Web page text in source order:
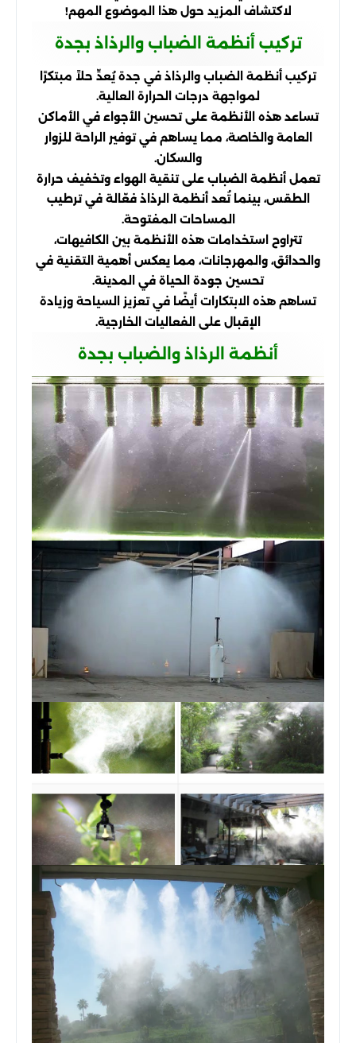
لاكتشاف المزيد حول هذا الموضوع المهم!
تركيب أنظمة الضباب والرذاذ بجدة
تركيب أنظمة الضباب والرذاذ في جدة يُعدِّ حلاً مبتكرًا
لمواجهة درجات الحرارة العالية.
تساعد هذه الأنظمة على تحسين الأجواء في الأماكن
العامة والخاصة، مما يساهم في توفير الراحة للزوار
والسكان.
تعمل أنظمة الضباب على تنقية الهواء وتخفيف حرارة
الطقس، بينما تُعد أنظمة الرذاذ فعّالة في ترطيب
المساحات المفتوحة.
تتراوح استخدامات هذه الأنظمة بين الكافيهات،
والحدائق، والمهرجانات، مما يعكس أهمية التقنية في
تحسين جودة الحياة في المدينة.
تساهم هذه الابتكارات أيضًا في تعزيز السياحة وزيادة
الإقبال على الفعاليات الخارجية.
أنظمة الرذاذ والضباب بجدة